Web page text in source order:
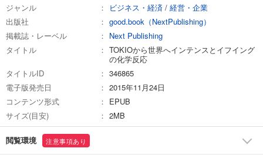
ジャンル
ビジネス・経済 / 経営・企業
出版社
good.book（NextPublishing）
掲載誌・レーベル
Next Publishing
タイトル
TOKIOから世界へインテンスとイフイング
の化学反応
タイトルID
346865
電子版発売日
2015年11月24日
コンテンツ形式
EPUB
サイズ(目安)
2MB
閲覧環境 注意事項あり